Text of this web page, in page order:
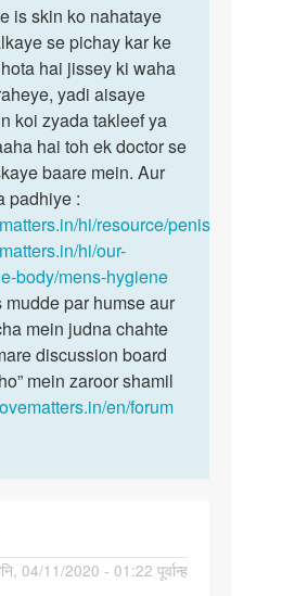
is skin ko nahataye
se pichay kar ke
hai jissey ki waha
yadi aisaye
koi zyada takleef ya
hai toh ek doctor se
baare mein. Aur
padhiye :
hi/resource/penis
hi/our-
body/mens-hygiene
mudde par humse aur
mein judna chahte
discussion board
mein zaroor shamil
en/forum
04/11/2020 - 01:22 पूर्वान्ह